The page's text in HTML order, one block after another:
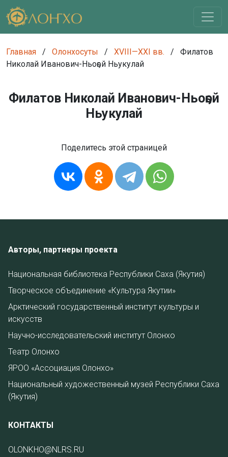
Главная / Олонхосуты / XVIII—XXI вв. /
Филатов
Николай Иванович-Ньоҕой Ньукулай
Филатов Николай Иванович-Ньоҕой
Ньукулай
Поделитесь этой страницей
Авторы, партнеры проекта
Национальная библиотека Республики Саха (Якутия)
Творческое объединение «Культура Якутии»
Арктический государственный институт культуры и
искусств
Научно-исследовательский институт Олонхо
Театр Олонхо
ЯРОО «Ассоциация Олонхо»
Национальный художественный музей Республики Саха
(Якутия)
КОНТАКТЫ
OLONKHO@NLRS.RU